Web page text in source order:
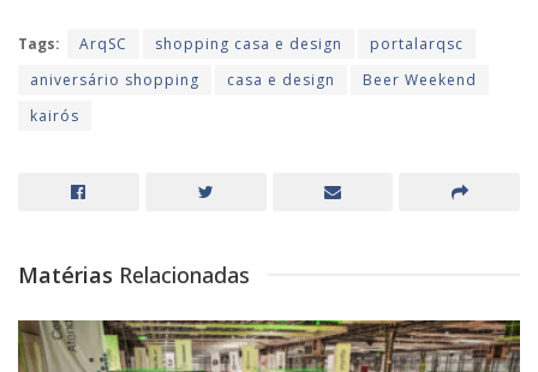
Tags: ArqSC shopping casa e design
portalarqsc
aniversário shopping
casa e design
Beer Weekend
kairós
Matérias Relacionadas